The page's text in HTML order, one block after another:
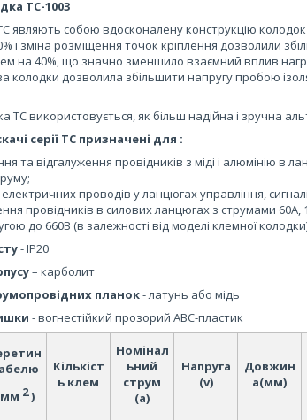
TC-1003
являють собою вдосконалену конструкцію колодок
і зміна розміщення точок кріплення дозволили
на 40%, що значно зменшило взаємний вплив
колодки дозволила збільшити напругу пробою
TC використовується, як більш надійна і зручна
серії TC призначені для :
та відгалуження провідників з міді і алюмінію в
проводів у ланцюгах управління,
провідників в силових ланцюгах з струмами 60А,
до 660В (в залежності від моделі клемної
- IP20
– карболит
планок- латунь або мідь
- вогнестійкий прозорий ABC-пластик
2)
Кількіст
ь клем
Номінал
ьний
струм
(a)
Напруга
(v)
Довжин
а(мм)